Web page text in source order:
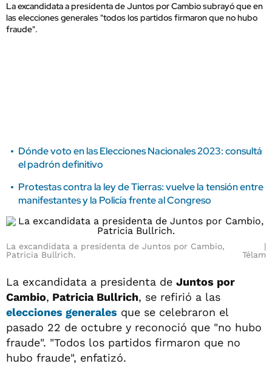
La excandidata a presidenta de Juntos por Cambio subrayó que en
las elecciones generales "todos los partidos firmaron que no hubo
fraude".
Dónde voto en las Elecciones Nacionales 2023: consultá
el padrón definitivo
Protestas contra la ley de Tierras: vuelve la tensión entre
manifestantes y la Policía frente al Congreso
La excandidata a presidenta de Juntos por Cambio,
Patricia Bullrich.
Télam
La excandidata a presidenta de Juntos por
Cambio, Patricia Bullrich, se refirió a las
elecciones generales que se celebraron el
pasado 22 de octubre y reconoció que "no hubo
fraude". "Todos los partidos firmaron que no
hubo fraude", enfatizó.